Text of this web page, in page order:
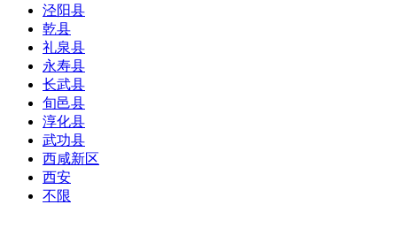
泾阳县
乾县
礼泉县
永寿县
长武县
旬邑县
淳化县
武功县
西咸新区
西安
不限